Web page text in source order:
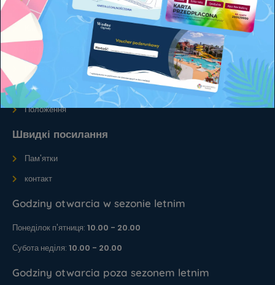
продаж
Каси самообслуговування
Карта резидента
Під'їзд та парковка
Тестування води
Положення
Швидкі посилання
Пам'ятки
контакт
Godziny otwarcia w sezonie letnim
Понеділок п'ятниця: 10.00 - 20.00
Субота неділя: 10.00 - 20.00
Godziny otwarcia poza sezonem letnim